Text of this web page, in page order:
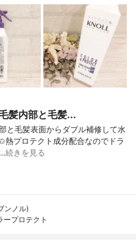
髪内部と毛髪...
と毛髪表面からダブル補修して水
プロテクト成分配合なのでドラ
続きを見る
ンノル)
ープロテクト